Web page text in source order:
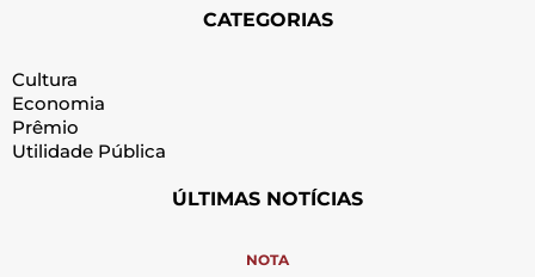
CATEGORIAS
Cultura
Economia
Prêmio
Utilidade Pública
ÚLTIMAS NOTÍCIAS
NOTA